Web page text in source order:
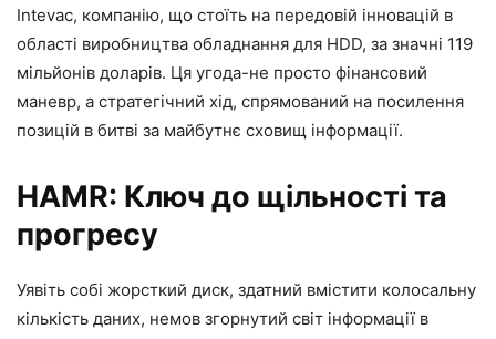
Intevac, компанію, що стоїть на передовій інновацій в
області виробництва обладнання для HDD, за значні 119
мільйонів доларів. Ця угода-не просто фінансовий
маневр, а стратегічний хід, спрямований на посилення
позицій в битві за майбутнє сховищ інформації.
HAMR: Ключ до щільності та
прогресу
Уявіть собі жорсткий диск, здатний вмістити колосальну
кількість даних, немов згорнутий світ інформації в